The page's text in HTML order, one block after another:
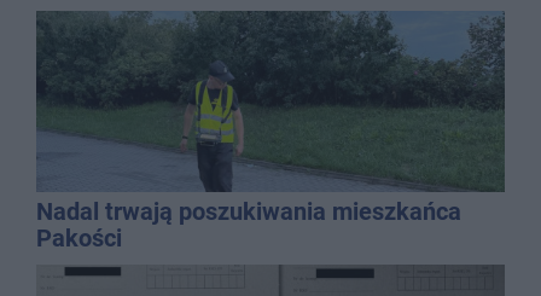
Nadal trwają poszukiwania mieszkańca
Pakości